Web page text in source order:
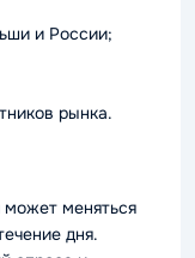
и России;
рынка.
может меняться
дня.